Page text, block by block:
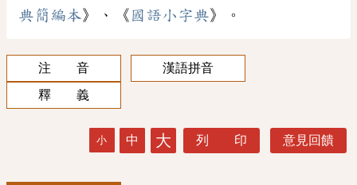
典簡編本》、《 國語小字典》。
注 音
漢語拼音
釋 義
小 中 大 列 印 意見回饋